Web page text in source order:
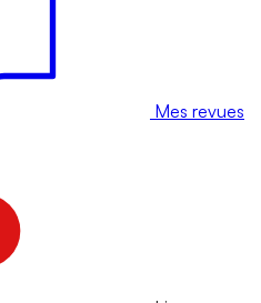
Mes revues